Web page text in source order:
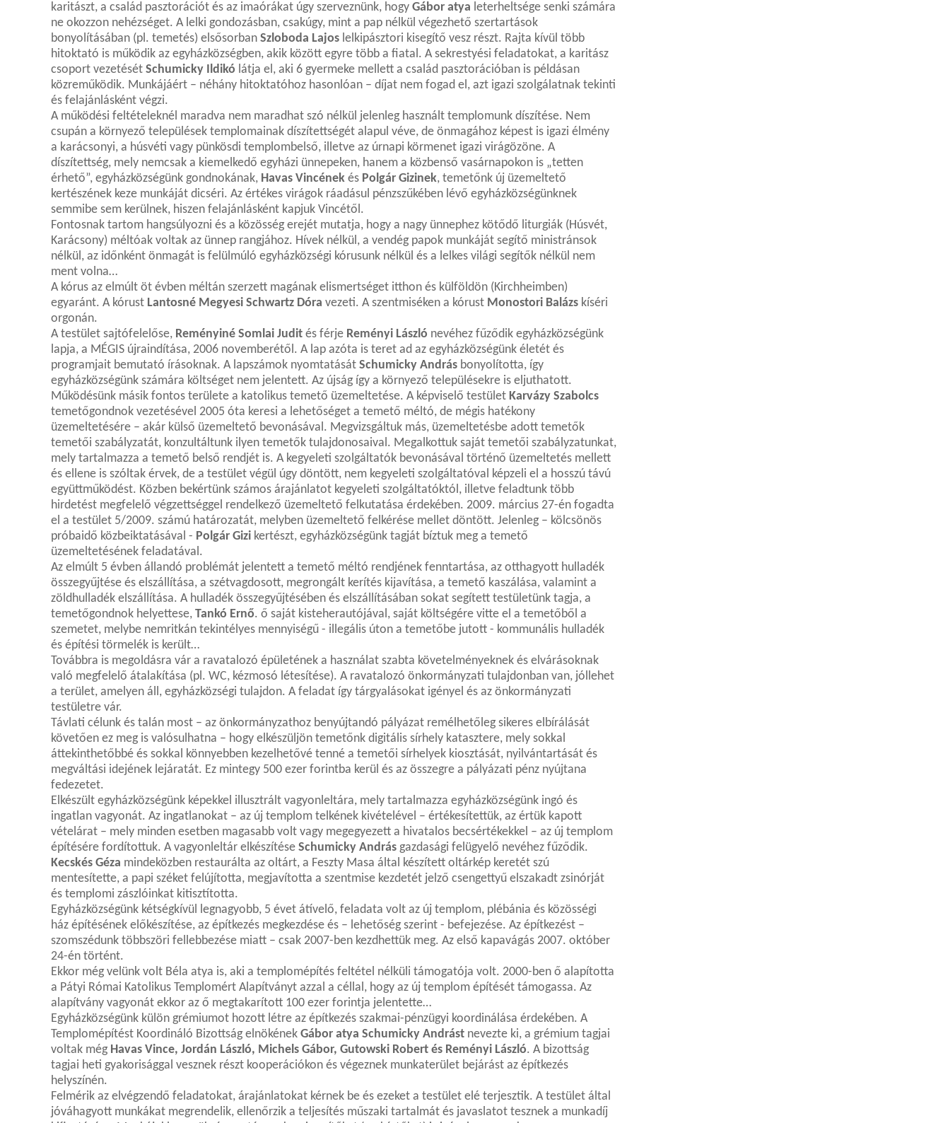
karitászt, a család pasztorációt és az imaórákat úgy szerveznünk, hogy Gábor atya leterheltsége senki számára
ne okozzon nehézséget. A lelki gondozásban, csakúgy, mint a pap nélkül végezhető szertartások
bonyolításában (pl. temetés) elsősorban Szloboda Lajos lelkipásztori kisegítő vesz részt. Rajta kívül több
hitoktató is működik az egyházközségben, akik között egyre több a fiatal. A sekrestyési feladatokat, a karitász
csoport vezetését Schumicky Ildikó látja el, aki 6 gyermeke mellett a család pasztorációban is példásan
közreműködik. Munkájáért – néhány hitoktatóhoz hasonlóan – díjat nem fogad el, azt igazi szolgálatnak tekinti
és felajánlásként végzi.
A működési feltételeknél maradva nem maradhat szó nélkül jelenleg használt templomunk díszítése. Nem
csupán a környező települések templomainak díszítettségét alapul véve, de önmagához képest is igazi élmény
a karácsonyi, a húsvéti vagy pünkösdi templombelső, illetve az úrnapi körmenet igazi virágözöne. A
díszítettség, mely nemcsak a kiemelkedő egyházi ünnepeken, hanem a közbenső vasárnapokon is „tetten
érhető”, egyházközségünk gondnokának, Havas Vincének és Polgár Gizinek, temetőnk új üzemeltető
kertészének keze munkáját dicséri. Az értékes virágok ráadásul pénzszűkében lévő egyházközségünknek
semmibe sem kerülnek, hiszen felajánlásként kapjuk Vincétől.
Fontosnak tartom hangsúlyozni és a közösség erejét mutatja, hogy a nagy ünnephez kötődő liturgiák (Húsvét,
Karácsony) méltóak voltak az ünnep rangjához. Hívek nélkül, a vendég papok munkáját segítő ministránsok
nélkül, az időnként önmagát is felülmúló egyházközségi kórusunk nélkül és a lelkes világi segítők nélkül nem
ment volna…
A kórus az elmúlt öt évben méltán szerzett magának elismertséget itthon és külföldön (Kirchheimben)
egyaránt. A kórust Lantosné Megyesi Schwartz Dóra vezeti. A szentmiséken a kórust Monostori Balázs kíséri
orgonán.
A testület sajtófelelőse, Reményiné Somlai Judit és férje Reményi László nevéhez fűződik egyházközségünk
lapja, a MÉGIS újraindítása, 2006 novemberétől. A lap azóta is teret ad az egyházközségünk életét és
programjait bemutató írásoknak. A lapszámok nyomtatását Schumicky András bonyolította, így
egyházközségünk számára költséget nem jelentett. Az újság így a környező településekre is eljuthatott.
Működésünk másik fontos területe a katolikus temető üzemeltetése. A képviselő testület Karvázy Szabolcs
temetőgondnok vezetésével 2005 óta keresi a lehetőséget a temető méltó, de mégis hatékony
üzemeltetésére – akár külső üzemeltető bevonásával. Megvizsgáltuk más, üzemeltetésbe adott temetők
temetői szabályzatát, konzultáltunk ilyen temetők tulajdonosaival. Megalkottuk saját temetői szabályzatunkat,
mely tartalmazza a temető belső rendjét is. A kegyeleti szolgáltatók bevonásával történő üzemeltetés mellett
és ellene is szóltak érvek, de a testület végül úgy döntött, nem kegyeleti szolgáltatóval képzeli el a hosszú távú
együttműködést. Közben bekértünk számos árajánlatot kegyeleti szolgáltatóktól, illetve feladtunk több
hirdetést megfelelő végzettséggel rendelkező üzemeltető felkutatása érdekében. 2009. március 27-én fogadta
el a testület 5/2009. számú határozatát, melyben üzemeltető felkérése mellet döntött. Jelenleg – kölcsönös
próbaidő közbeiktatásával - Polgár Gizi kertészt, egyházközségünk tagját bíztuk meg a temető
üzemeltetésének feladatával.
Az elmúlt 5 évben állandó problémát jelentett a temető méltó rendjének fenntartása, az otthagyott hulladék
összegyűjtése és elszállítása, a szétvagdosott, megrongált kerítés kijavítása, a temető kaszálása, valamint a
zöldhulladék elszállítása. A hulladék összegyűjtésében és elszállításában sokat segített testületünk tagja, a
temetőgondnok helyettese, Tankó Ernő. ő saját kisteherautójával, saját költségére vitte el a temetőből a
szemetet, melybe nemritkán tekintélyes mennyiségű - illegális úton a temetőbe jutott - kommunális hulladék
és építési törmelék is került…
Továbbra is megoldásra vár a ravatalozó épületének a használat szabta követelményeknek és elvárásoknak
való megfelelő átalakítása (pl. WC, kézmosó létesítése). A ravatalozó önkormányzati tulajdonban van, jóllehet
a terület, amelyen áll, egyházközségi tulajdon. A feladat így tárgyalásokat igényel és az önkormányzati
testületre vár.
Távlati célunk és talán most – az önkormányzathoz benyújtandó pályázat remélhetőleg sikeres elbírálását
követően ez meg is valósulhatna – hogy elkészüljön temetőnk digitális sírhely katasztere, mely sokkal
áttekinthetőbbé és sokkal könnyebben kezelhetővé tenné a temetői sírhelyek kiosztását, nyilvántartását és
megváltási idejének lejáratát. Ez mintegy 500 ezer forintba kerül és az összegre a pályázati pénz nyújtana
fedezetet.
Elkészült egyházközségünk képekkel illusztrált vagyonleltára, mely tartalmazza egyházközségünk ingó és
ingatlan vagyonát. Az ingatlanokat – az új templom telkének kivételével – értékesítettük, az értük kapott
vételárat – mely minden esetben magasabb volt vagy megegyezett a hivatalos becsértékekkel – az új templom
építésére fordítottuk. A vagyonleltár elkészítése Schumicky András gazdasági felügyelő nevéhez fűződik.
Kecskés Géza mindeközben restaurálta az oltárt, a Feszty Masa által készített oltárkép keretét szú
mentesítette, a papi széket felújította, megjavította a szentmise kezdetét jelző csengettyű elszakadt zsinórját
és templomi zászlóinkat kitisztította.
Egyházközségünk kétségkívül legnagyobb, 5 évet átívelő, feladata volt az új templom, plébánia és közösségi
ház építésének előkészítése, az építkezés megkezdése és – lehetőség szerint - befejezése. Az építkezést –
szomszédunk többszöri fellebbezése miatt – csak 2007-ben kezdhettük meg. Az első kapavágás 2007. október
24-én történt.
Ekkor még velünk volt Béla atya is, aki a templomépítés feltétel nélküli támogatója volt. 2000-ben ő alapította
a Pátyi Római Katolikus Templomért Alapítványt azzal a céllal, hogy az új templom építését támogassa. Az
alapítvány vagyonát ekkor az ő megtakarított 100 ezer forintja jelentette…
Egyházközségünk külön grémiumot hozott létre az építkezés szakmai-pénzügyi koordinálása érdekében. A
Templomépítést Koordináló Bizottság elnökének Gábor atya Schumicky Andrást nevezte ki, a grémium tagjai
voltak még Havas Vince, Jordán László, Michels Gábor, Gutowski Robert és Reményi László. A bizottság
tagjai heti gyakorisággal vesznek részt kooperációkon és végeznek munkaterület bejárást az építkezés
helyszínén.
Felmérik az elvégzendő feladatokat, árajánlatokat kérnek be és ezeket a testület elé terjesztik. A testület által
jóváhagyott munkákat megrendelik, ellenőrzik a teljesítés műszaki tartalmát és javaslatot tesznek a munkadíj